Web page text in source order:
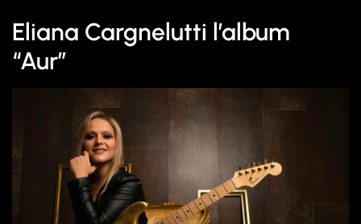
Eliana Cargnelutti l’album
“Aur”